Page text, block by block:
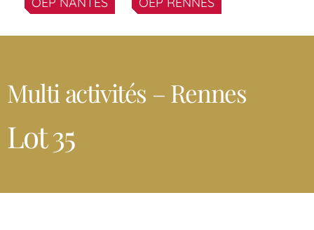
Multi activités – Rennes
Lot 35